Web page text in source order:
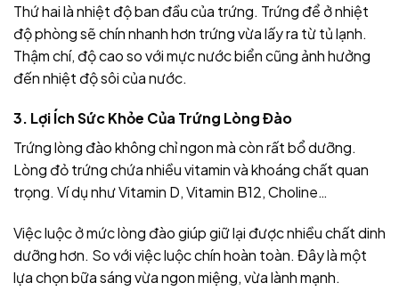
Thứ hai là nhiệt độ ban đầu của trứng. Trứng để ở nhiệt
độ phòng sẽ chín nhanh hơn trứng vừa lấy ra từ tủ lạnh.
Thậm chí, độ cao so với mực nước biển cũng ảnh hưởng
đến nhiệt độ sôi của nước.
3. Lợi Ích Sức Khỏe Của Trứng Lòng Đào
Trứng lòng đào không chỉ ngon mà còn rất bổ dưỡng.
Lòng đỏ trứng chứa nhiều vitamin và khoáng chất quan
trọng. Ví dụ như Vitamin D, Vitamin B12, Choline…
Việc luộc ở mức lòng đào giúp giữ lại được nhiều chất dinh
dưỡng hơn. So với việc luộc chín hoàn toàn. Đây là một
lựa chọn bữa sáng vừa ngon miệng, vừa lành mạnh.